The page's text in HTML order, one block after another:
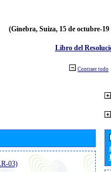
(Ginebra, Suiza, 15 de octubre-19
Libro del
Contraer todo
03)